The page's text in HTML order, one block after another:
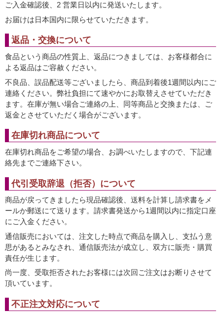
ご入金確認後、2 営業日以内に発送いたします。
お届けは日本国内に限らせていただきます。
返品・交換について
食品という商品の性質上、返品につきましては、お客様都合に
よる返品はご容赦ください。
不良品、誤品配送等ございましたら、商品到着後1週間以内にご
連絡ください。弊社負担にて速やかにお取替えさせていただき
ます。在庫が無い場合ご連絡の上、同等商品と交換または、ご
返金とさせていただく場合がございます。
在庫切れ商品について
在庫切れ商品をご希望の場合、お調べいたしますので、下記連
絡先までご連絡下さい。
代引受取辞退（拒否）について
商品が戻ってきましたら現品確認後、送料を計算し請求書をメ
ールか郵送にて送ります。請求書発送から1週間以内に指定口座
にご入金ください。
通信販売においては、注文した時点で商品を購入し、支払う意
思があるとみなされ、通信販売法が成立し、双方に販売・購買
責任が生じます。
尚一度、受取拒否されたお客様には次回ご注文はお断りさせて
頂いています。
不正注文対応について